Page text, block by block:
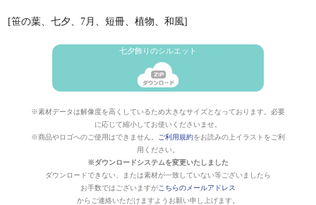
[笹の葉、七夕、7月、短冊、植物、和風]
七夕飾りのシルエット
※素材データは解像度を高くしているため大きなサイズとなっております。必要
に応じて縮小してお使いくださいませ。
※商品やロゴへのご使用はできません。
ご利用規約をお読みの上イラストをご利
用ください。
※ダウンロードシステムを変更いたしました
ダウンロードできない、または素材が一致していない等ございましたら
お手数ではございますがこちらのメールアドレス
からご連絡いただけますようお願い申し上げます。